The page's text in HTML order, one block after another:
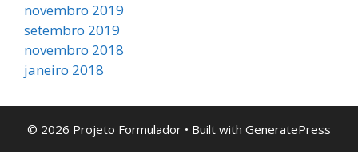
novembro 2019
setembro 2019
novembro 2018
janeiro 2018
© 2026 Projeto Formulador • Built with GeneratePress